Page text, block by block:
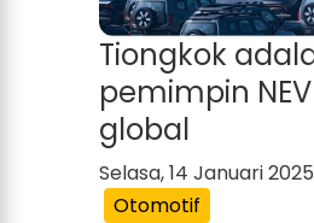
Tiongkok
pemimpin
global
Selasa, 14 Januari
Otomotif